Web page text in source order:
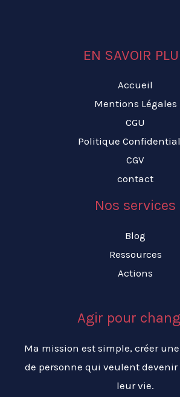
EN SAVOIR
Accueil
Mentions Légales
CGU
Politique
CGV
contact
Nos services
Blog
Ressources
Actions
Agir pour
Ma mission est simple, créer
de personne qui veulent devenir
leur vie.